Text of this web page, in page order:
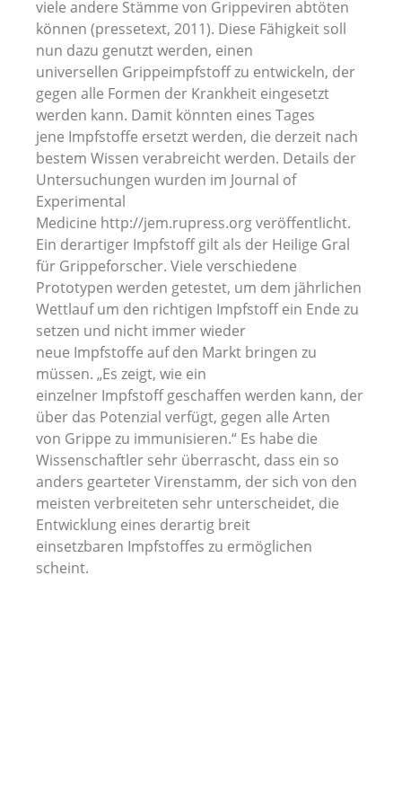
viele andere Stämme von Grippeviren abtöten
können (pressetext, 2011). Diese Fähigkeit soll
nun dazu genutzt werden, einen
universellen Grippeimpfstoff zu entwickeln, der
gegen alle Formen der Krankheit eingesetzt
werden kann. Damit könnten eines Tages
jene Impfstoffe ersetzt werden, die derzeit nach
bestem Wissen verabreicht werden. Details der
Untersuchungen wurden im Journal of
Experimental
Medicine http://jem.rupress.org veröffentlicht.
Ein derartiger Impfstoff gilt als der Heilige Gral
für Grippeforscher. Viele verschiedene
Prototypen werden getestet, um dem jährlichen
Wettlauf um den richtigen Impfstoff ein Ende zu
setzen und nicht immer wieder
neue Impfstoffe auf den Markt bringen zu
müssen. „Es zeigt, wie ein
einzelner Impfstoff geschaffen werden kann, der
über das Potenzial verfügt, gegen alle Arten
von Grippe zu immunisieren.“ Es habe die
Wissenschaftler sehr überrascht, dass ein so
anders gearteter Virenstamm, der sich von den
meisten verbreiteten sehr unterscheidet, die
Entwicklung eines derartig breit
einsetzbaren Impfstoffes zu ermöglichen
scheint.